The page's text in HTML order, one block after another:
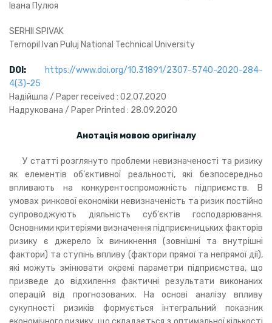
Івана Пулюя
SERHII SPIVAK
Ternopil Ivan Puluj National Technical University
DOI :
https://www.doi.org/10.31891/2307-5740-2020-284-
4(3)-25
Надійшла / Paper received : 02.07.2020
Надрукована / Paper Printed : 28.09.2020
Анотація мовою оригіналу
У статті розглянуто проблеми невизначеності та ризику
як елементів об’єктивної реальності, які безпосередньо
впливають на конкурентоспроможність підприємств. В
умовах ринкової економіки невизначеність та ризик постійно
супроводжують діяльність суб’єктів господарювання.
Основними критеріями визначення підприємницьких факторів
ризику є джерело їх виникнення (зовнішні та внутрішні
фактори) та ступінь впливу (фактори прямої та непрямої дії),
які можуть змінювати окремі параметри підприємства, що
призведе до відхилення фактичні результати виконаних
операцій від прогнозованих. На основі аналізу впливу
сукупності ризиків формується інтегральний показник